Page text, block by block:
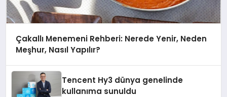
Çakallı Menemeni Rehberi: Nerede Yenir, Neden
Meşhur, Nasıl Yapılır?
Tencent Hy3 dünya genelinde
kullanıma sunuldu